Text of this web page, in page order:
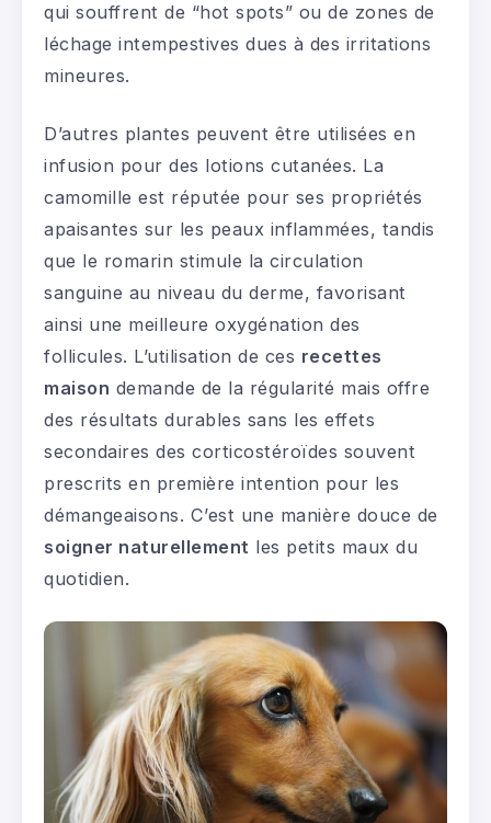
qui souffrent de “hot spots” ou de zones de
léchage intempestives dues à des irritations
mineures.
D’autres plantes peuvent être utilisées en
infusion pour des lotions cutanées. La
camomille est réputée pour ses propriétés
apaisantes sur les peaux inflammées, tandis
que le romarin stimule la circulation
sanguine au niveau du derme, favorisant
ainsi une meilleure oxygénation des
follicules. L’utilisation de ces recettes
maison demande de la régularité mais offre
des résultats durables sans les effets
secondaires des corticostéroïdes souvent
prescrits en première intention pour les
démangeaisons. C’est une manière douce de
soigner naturellement les petits maux du
quotidien.